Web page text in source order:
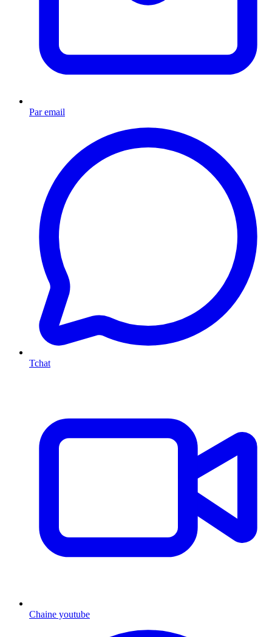
Par email
Tchat
Chaine youtube